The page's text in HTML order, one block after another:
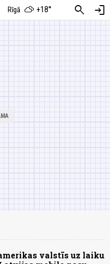
Rīgā +18° search login
valstīs uz laiku